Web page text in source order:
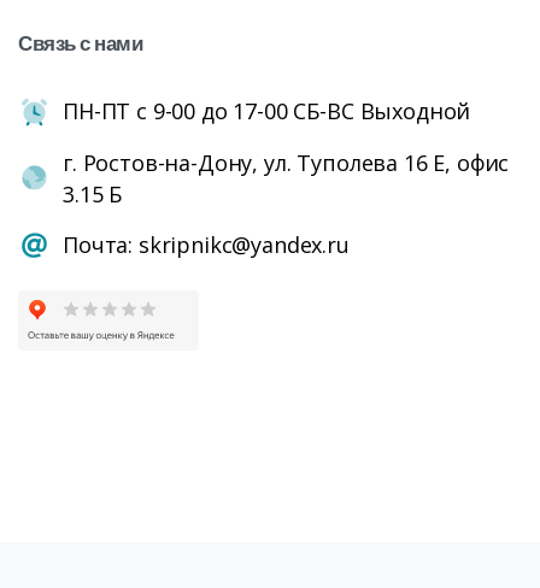
Связьснами
ПН-ПТ с 9-00 до 17-00 СБ-ВС Выходной
г. Ростов-на-Дону, ул. Туполева 16 Е, офис
3.15 Б
Почта: skripnikc@yandex.ru